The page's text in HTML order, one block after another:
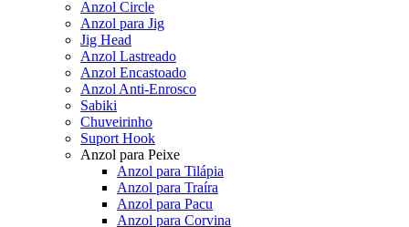
Anzol Circle
Anzol para Jig
Jig Head
Anzol Lastreado
Anzol Encastoado
Anzol Anti-Enrosco
Sabiki
Chuveirinho
Suport Hook
Anzol para Peixe
Anzol para Tilápia
Anzol para Traíra
Anzol para Pacu
Anzol para Corvina